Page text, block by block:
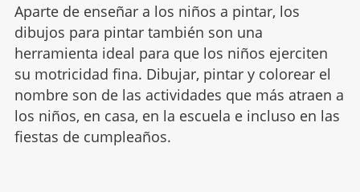
Aparte de enseñar a los niños a pintar, los
dibujos para pintar también son una
herramienta ideal para que los niños ejerciten
su motricidad fina. Dibujar, pintar y colorear el
nombre son de las actividades que más atraen a
los niños, en casa, en la escuela e incluso en las
fiestas de cumpleaños.